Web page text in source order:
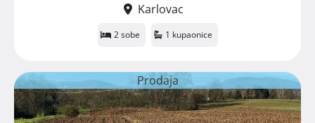
Karlovac
2 sobe 1 kupaonice
Prodaja